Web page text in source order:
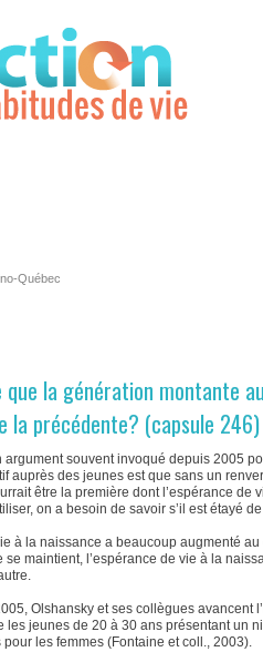
Québec
la génération montante
la précédente? (capsule 246)
argument souvent invoqué depuis 2005
auprès des jeunes est que sans un
être la première dont l’espérance de
on a besoin de savoir s’il est étayé
à la naissance a beaucoup augmenté
maintient, l’espérance de vie à la
Olshansky et ses collègues
les jeunes de 20 à 30 ans présentant un
les femmes (Fontaine et coll., 2003).